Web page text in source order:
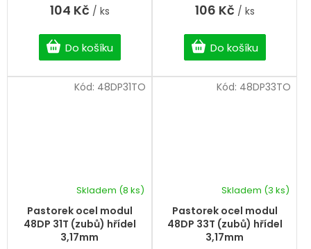
104 Kč / ks
Do košíku
106 Kč / ks
Do košíku
Pastorek ocel modul
48DP 31T (zubů) hřídel
3,17mm
Skladem (8 ks)
Kód: 48DP31TO
Pastorek ocel modul
48DP 33T (zubů) hřídel
3,17mm
Skladem (3 ks)
Kód: 48DP33TO